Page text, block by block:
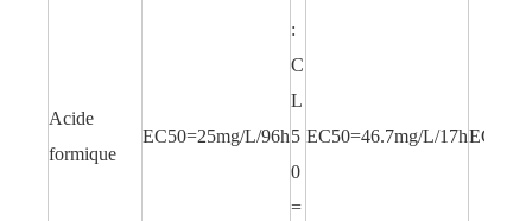
Acide
formique
EC50=25mg/L/96h
:
C
L
5
0
=
EC50=46.7mg/L/17h